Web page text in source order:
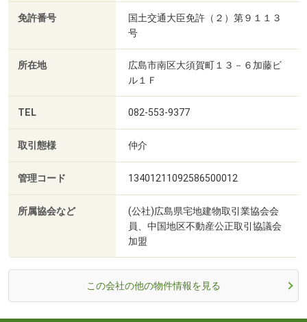
免許番号
国土交通大臣免許（２）第９１１３
号
所在地
広島市南区大須賀町１３－６加藤ビ
ル１Ｆ
TEL 082-553-9377
取引態様 仲介
管理コード 13401211092586500012
所属協会など
(公社)広島県宅地建物取引業協会会
員、中国地区不動産公正取引協議会
加盟
この会社の他の物件情報を見る